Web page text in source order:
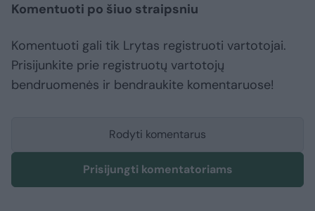
Komentuoti po šiuo straipsniu
Komentuoti gali tik Lrytas registruoti vartotojai.
Prisijunkite prie registruotų vartotojų
bendruomenės ir bendraukite komentaruose!
Rodyti komentarus
Prisijungti komentatoriams